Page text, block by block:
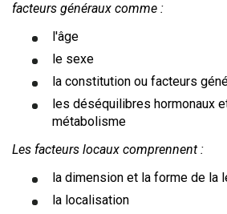
facteurs généraux comme :
l'âge
le sexe
la constitution ou facteurs
les déséquilibres hormonaux
métabolisme
Les facteurs locaux comprennent :
la dimension et la forme de la
la localisation